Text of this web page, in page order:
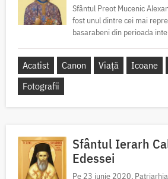
Sfântul Preot Mucenic
fost unul dintre cei mai
basarabeni din perioada
Acatist Canon Viață Icoane
Fotografii
Sfântul Ierarh
Edessei
Pe 23 iunie 2020,